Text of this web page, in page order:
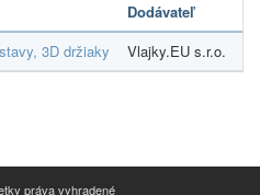
Dodávateľ
3D držiaky Vlajky.EU s.r.o.
práva vyhradené